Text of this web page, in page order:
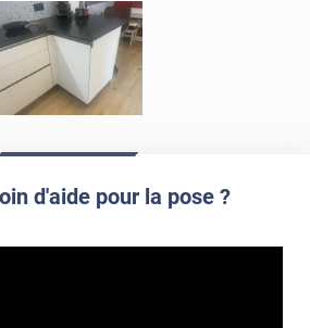
d'aide pour la pose ?